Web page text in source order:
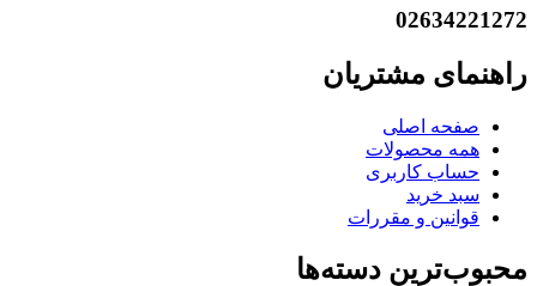
02634221272
راهنمای مشتریان
صفحه اصلی
همه محصولات
حساب کاربری
سبد خرید
قوانین و مقررات
محبوب‌ترین دسته‌ها